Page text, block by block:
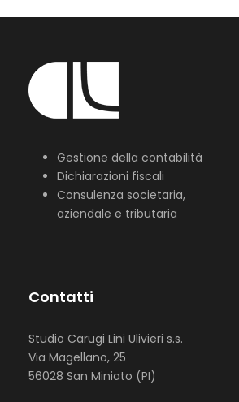
Gestione della contabilità
Dichiarazioni fiscali
Consulenza societaria,
aziendale e tributaria
Contatti
Studio Carugi Lini Ulivieri s.s.
Via Magellano, 25
56028 San Miniato (PI)